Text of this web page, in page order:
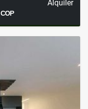
Alquiler
COP